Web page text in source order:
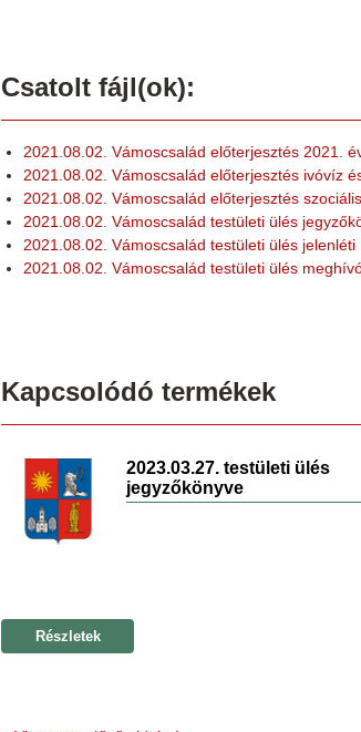
Csatolt fájl(ok):
2021.08.02. Vámoscsalád előterjesztés 2021.
2021.08.02. Vámoscsalád előterjesztés ivóvíz
2021.08.02. Vámoscsalád előterjesztés
2021.08.02. Vámoscsalád testületi ülés
2021.08.02. Vámoscsalád testületi ülés jelenléti
2021.08.02. Vámoscsalád testületi ülés
Kapcsolódó termékek
2023.03.27. testületi ülés
jegyzőkönyve
Részletek